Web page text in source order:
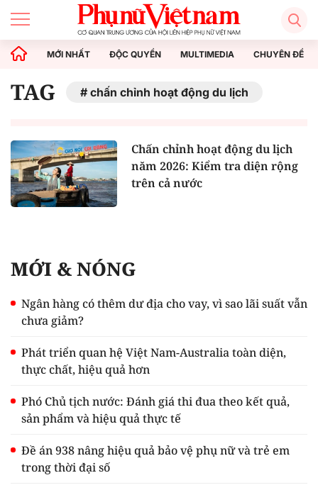
MỚI NHẤT ĐỘC QUYỀN MULTIMEDIA CHUYÊN ĐỀ
TAG chấn chỉnh hoạt động du lịch
Chấn chỉnh hoạt động du lịch
năm 2026: Kiểm tra diện rộng
trên cả nước
MỚI & NÓNG
Ngân hàng có thêm dư địa cho vay, vì sao lãi suất vẫn
chưa giảm?
Phát triển quan hệ Việt Nam-Australia toàn diện,
thực chất, hiệu quả hơn
Phó Chủ tịch nước: Đánh giá thi đua theo kết quả,
sản phẩm và hiệu quả thực tế
Đề án 938 nâng hiệu quả bảo vệ phụ nữ và trẻ em
trong thời đại số